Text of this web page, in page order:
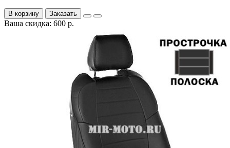
В корзину Заказать
Ваша скидка: 600 р.